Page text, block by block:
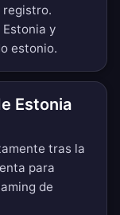
registro.
y
estonio.
Estonia
tras la
para
de